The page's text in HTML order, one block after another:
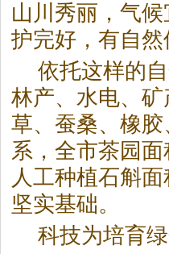
山川秀丽，气
护完好，有自
依托这样的
林产、水电、
草、蚕桑、橡
系，全市茶园
人工种植石斛
坚实基础。
科技为培育